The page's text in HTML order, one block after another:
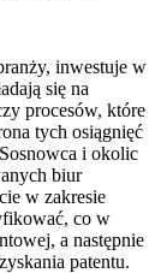
inwestuje w
się na
procesów, które
tych osiągnięć
i okolic
biur
w zakresie
co w
a następnie
patentu.